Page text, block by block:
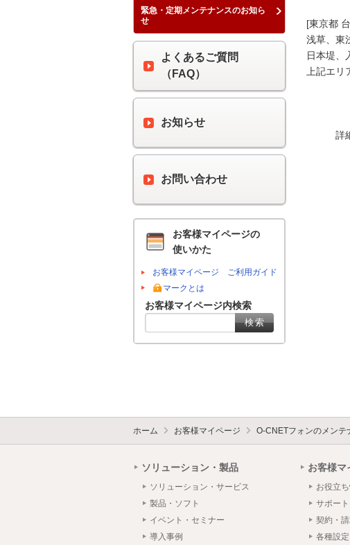
[東京都
浅草、東
日本堤、
上記エリ
詳細内
緊急・定期メンテナンスのお知ら
せ
よくあるご質問
（FAQ）
お知らせ
お問い合わせ
お客様マイページの
使いかた
お客様マイページ ご利用ガイド
マークとは
お客様マイページ内検索
ホーム お客様マイページ O-CNETフォンのメンテ
ソリューション・製品
ソリューション・サービス
製品・ソフト
イベント・セミナー
導入事例
お客様マ
お役立
サポート
契約・
各種設定